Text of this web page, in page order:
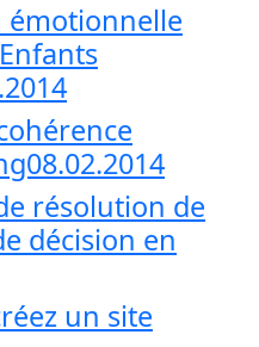
émotionnelle
résolution de
décision en
un site